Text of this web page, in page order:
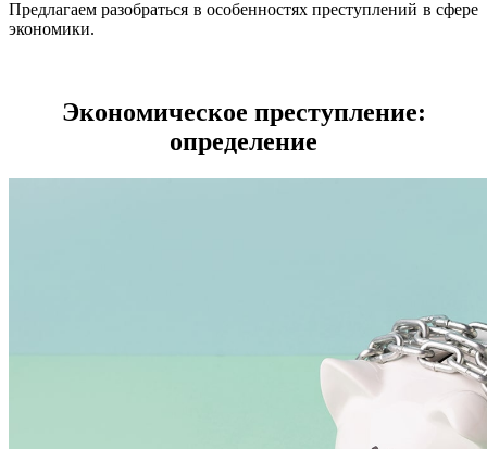
Предлагаем разобраться в особенностях преступлений в сфере
экономики.
Экономическое преступление:
определение